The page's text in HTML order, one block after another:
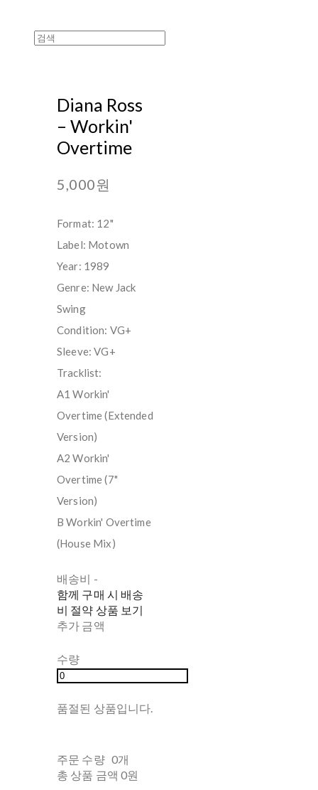
Diana Ross
‎– Workin'
Overtime
5,000원
Format: 12"
Label: Motown
Year: 1989
Genre: New Jack
Swing
Condition: VG+
Sleeve: VG+
Tracklist:
A1 Workin'
Overtime (Extended
Version)
A2 Workin'
Overtime (7"
Version)
B Workin' Overtime
(House Mix)
배송비 -
함께 구매 시 배송
비 절약 상품 보기
추가 금액
수량
품절된 상품입니다.
주문 수량 0개
총 상품 금액 0원